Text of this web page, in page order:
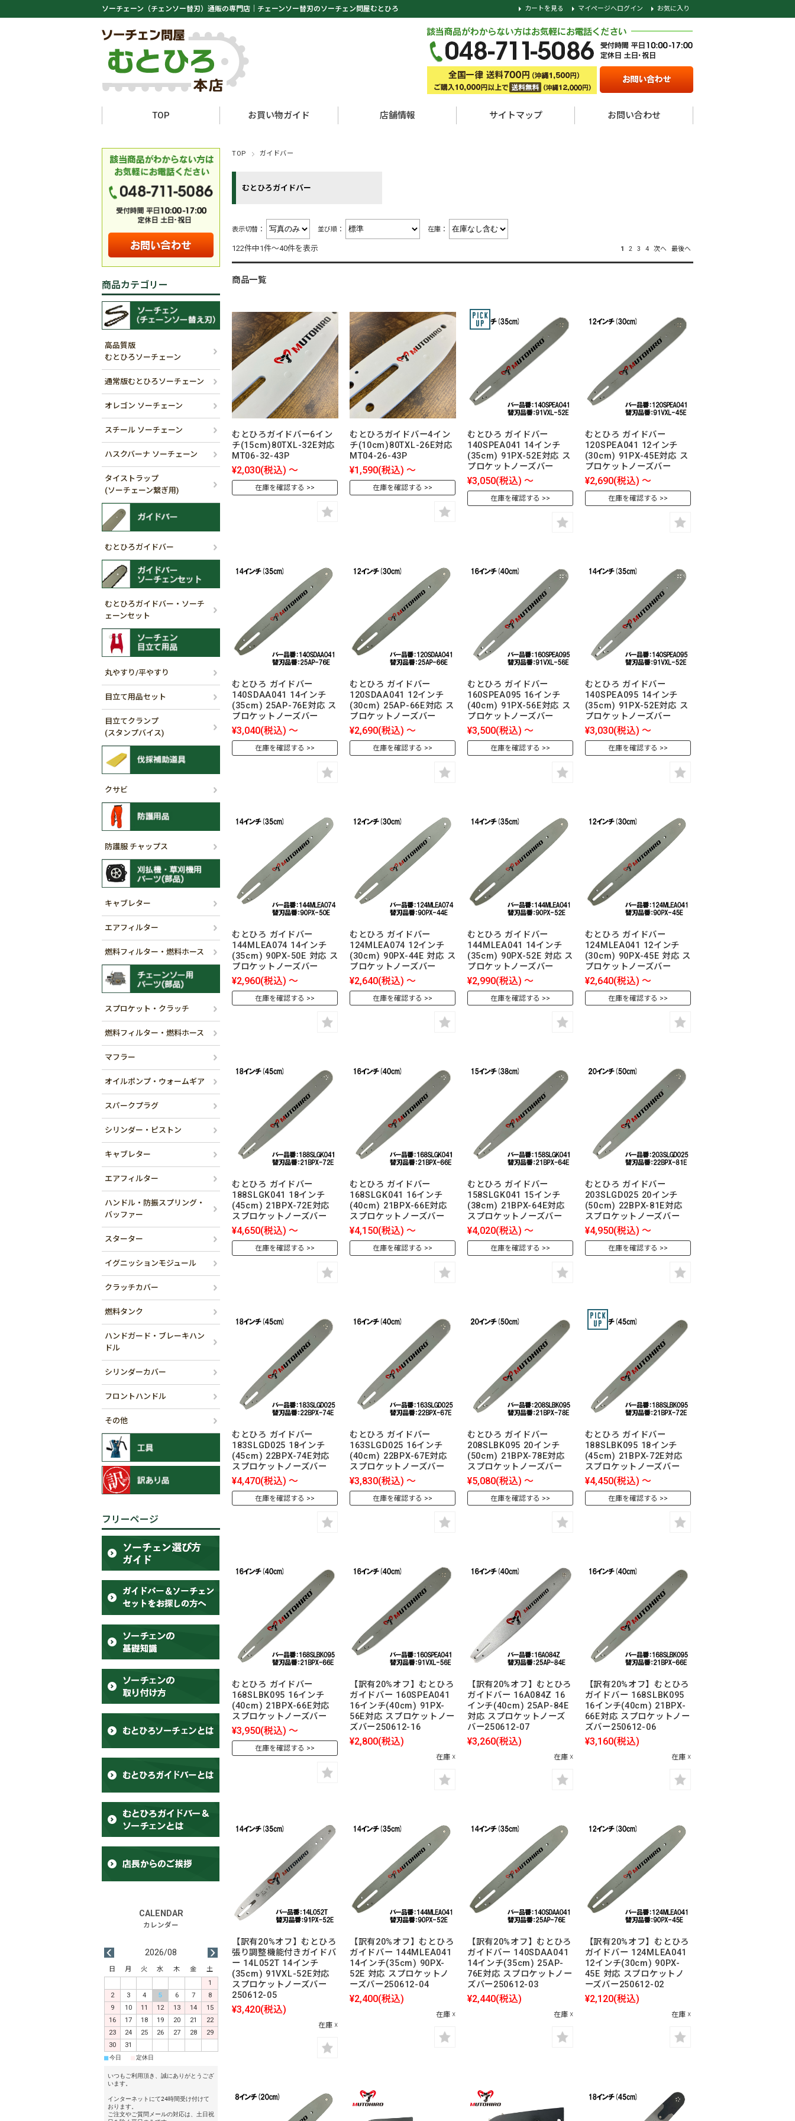
ソーチェーン（チェンソー替刃）通販の専門店｜ チェーンソー替刃のソーチェン問屋むとひろ カートを見る マイページへログイン お気に入り
TOP お買い物ガイド 店舗情報 サイトマップ お問い合わせ
TOP ガイドバー
むとひろガイドバー
表示切替： 並び順： 在庫：
122件中1件～40件を表示 1 2 3 4 次へ 最後へ
商品一覧
むとひろガイドバー6イン
チ(15cm)80TXL-32E対応
MT06-32-43P
¥2,030(税込) ～
在庫を確認する
むとひろガイドバー4イン
チ(10cm)80TXL-26E対応
MT04-26-43P
¥1,590(税込) ～
在庫を確認する
むとひろ ガイドバー
140SPEA041 14インチ
(35cm) 91PX-52E対応 ス
プロケットノーズバー
¥3,050(税込) ～
在庫を確認する
むとひろ ガイドバー
120SPEA041 12インチ
(30cm) 91PX-45E対応 ス
プロケットノーズバー
¥2,690(税込) ～
在庫を確認する
むとひろ ガイドバー
140SDAA041 14インチ
(35cm) 25AP-76E対応 ス
プロケットノーズバー
¥3,040(税込) ～
在庫を確認する
むとひろ ガイドバー
120SDAA041 12インチ
(30cm) 25AP-66E対応 ス
プロケットノーズバー
¥2,690(税込) ～
在庫を確認する
むとひろ ガイドバー
160SPEA095 16インチ
(40cm) 91PX-56E対応 ス
プロケットノーズバー
¥3,500(税込) ～
在庫を確認する
むとひろ ガイドバー
140SPEA095 14インチ
(35cm) 91PX-52E対応 ス
プロケットノーズバー
¥3,030(税込) ～
在庫を確認する
むとひろ ガイドバー
144MLEA074 14インチ
(35cm) 90PX-50E 対応 ス
プロケットノーズバー
¥2,960(税込) ～
在庫を確認する
むとひろ ガイドバー
124MLEA074 12インチ
(30cm) 90PX-44E 対応 ス
プロケットノーズバー
¥2,640(税込) ～
在庫を確認する
むとひろ ガイドバー
144MLEA041 14インチ
(35cm) 90PX-52E 対応 ス
プロケットノーズバー
¥2,990(税込) ～
在庫を確認する
むとひろ ガイドバー
124MLEA041 12インチ
(30cm) 90PX-45E 対応 ス
プロケットノーズバー
¥2,640(税込) ～
在庫を確認する
むとひろ ガイドバー
188SLGK041 18インチ
(45cm) 21BPX-72E対応
スプロケットノーズバー
¥4,650(税込) ～
在庫を確認する
むとひろ ガイドバー
168SLGK041 16インチ
(40cm) 21BPX-66E対応
スプロケットノーズバー
¥4,150(税込) ～
在庫を確認する
むとひろ ガイドバー
158SLGK041 15インチ
(38cm) 21BPX-64E対応
スプロケットノーズバー
¥4,020(税込) ～
在庫を確認する
むとひろ ガイドバー
203SLGD025 20インチ
(50cm) 22BPX-81E対応
スプロケットノーズバー
¥4,950(税込) ～
在庫を確認する
むとひろ ガイドバー
183SLGD025 18インチ
(45cm) 22BPX-74E対応
スプロケットノーズバー
¥4,470(税込) ～
在庫を確認する
むとひろ ガイドバー
163SLGD025 16インチ
(40cm) 22BPX-67E対応
スプロケットノーズバー
¥3,830(税込) ～
在庫を確認する
むとひろ ガイドバー
208SLBK095 20インチ
(50cm) 21BPX-78E対応
スプロケットノーズバー
¥5,080(税込) ～
在庫を確認する
むとひろ ガイドバー
188SLBK095 18インチ
(45cm) 21BPX-72E対応
スプロケットノーズバー
¥4,450(税込) ～
在庫を確認する
むとひろ ガイドバー
168SLBK095 16インチ
(40cm) 21BPX-66E対応
スプロケットノーズバー
¥3,950(税込) ～
在庫を確認する
【訳有20%オフ】むとひろ
ガイドバー 160SPEA041
16インチ(40cm) 91PX-
56E対応 スプロケットノー
ズバー250612-16
¥2,800(税込)
在庫 ☓
【訳有20%オフ】むとひろ
ガイドバー 16A084Z 16
インチ(40cm) 25AP-84E
対応 スプロケットノーズ
バー250612-07
¥3,260(税込)
在庫 ☓
【訳有20%オフ】むとひろ
ガイドバー 168SLBK095
16インチ(40cm) 21BPX-
66E対応 スプロケットノー
ズバー250612-06
¥3,160(税込)
在庫 ☓
【訳有20%オフ】むとひろ
張り調整機能付きガイドバ
ー 14L052T 14インチ
(35cm) 91VXL-52E対応
スプロケットノーズバー
250612-05
¥3,420(税込)
在庫 ☓
【訳有20%オフ】むとひろ
ガイドバー 144MLEA041
14インチ(35cm) 90PX-
52E 対応 スプロケットノ
ーズバー250612-04
¥2,400(税込)
在庫 ☓
【訳有20%オフ】むとひろ
ガイドバー 140SDAA041
14インチ(35cm) 25AP-
76E対応 スプロケットノー
ズバー250612-03
¥2,440(税込)
在庫 ☓
【訳有20%オフ】むとひろ
ガイドバー 124MLEA041
12インチ(30cm) 90PX-
45E 対応 スプロケットノ
ーズバー250612-02
¥2,120(税込)
在庫 ☓
商品カテゴリー
高品質版
むとひろソーチェーン
通常版むとひろソーチェーン
オレゴン ソーチェーン
スチール ソーチェーン
ハスクバーナ ソーチェーン
タイストラップ
(ソーチェーン繋ぎ用)
むとひろガイドバー
むとひろガイドバー・ソーチ
ェーンセット
丸やすり/平やすり
目立て用品セット
目立てクランプ
(スタンプバイス)
クサビ
防護服 チャップス
キャブレター
エアフィルター
燃料フィルター・燃料ホース
スプロケット・クラッチ
燃料フィルター・燃料ホース
マフラー
オイルポンプ・ウォームギア
スパークプラグ
シリンダー・ピストン
キャブレター
エアフィルター
ハンドル・防振スプリング・
バッファー
スターター
イグニッションモジュール
クラッチカバー
燃料タンク
ハンドガード・ブレーキハン
ドル
シリンダーカバー
フロントハンドル
その他
フリーページ
2026/08
日 月 火 水 木 金
土
1
2
3 4 5 6 7
8
9
10 11 12 13 14
15
16
17 18 19 20 21
22
23
24 25 26 27 28
29
30
31
■今日 定休日
いつもご利用頂き、誠にありがとうござ
います。
インターネットにて24時間受け付けて
おります。
ご注文やご質問メールの対応は、土日祝